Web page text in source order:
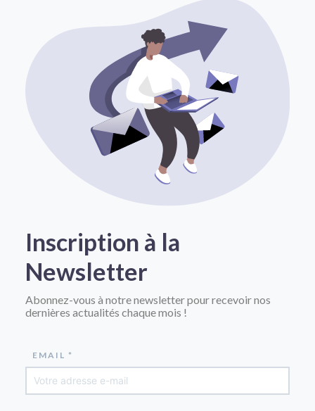
Inscription à la
Newsletter
Abonnez-vous à notre newsletter pour recevoir nos
dernières actualités chaque mois !
EMAIL *